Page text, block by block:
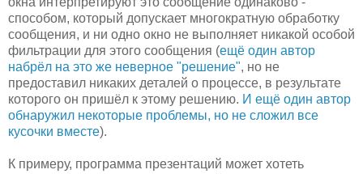
способом, который допускает многократную обработку
сообщения, и ни одно окно не выполняет никакой особой
фильтрации для этого сообщения (ещё один автор
набрёл на это же неверное "решение", но не
предоставил никаких деталей о процессе, в результате
которого он пришёл к этому решению. И ещё один автор
обнаружил некоторые проблемы, но не сложил все
кусочки вместе).
К примеру, программа презентаций может хотеть